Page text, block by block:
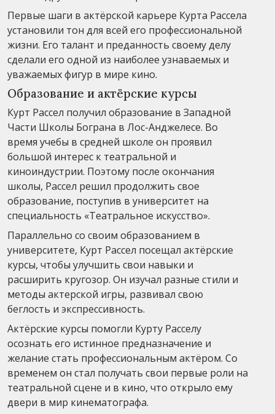
Первые шаги в актёрской карьере Курта Рассела
установили тон для всей его профессиональной
жизни. Его талант и преданность своему делу
сделали его одной из наиболее узнаваемых и
уважаемых фигур в мире кино.
Образование и актёрские курсы
Курт Рассел получил образование в Западной
Части Школы Бограна в Лос-Анджелесе. Во
время учебы в средней школе он проявил
большой интерес к театральной и
киноиндустрии. Поэтому после окончания
школы, Рассел решил продолжить свое
образование, поступив в университет на
специальность «Театральное искусство».
Параллельно со своим образованием в
университете, Курт Рассел посещал актёрские
курсы, чтобы улучшить свои навыки и
расширить кругозор. Он изучал разные стили и
методы актерской игры, развивал свою
беглость и экспрессивность.
Актёрские курсы помогли Курту Расселу
осознать его истинное предназначение и
желание стать профессиональным актёром. Со
временем он стал получать свои первые роли на
театральной сцене и в кино, что открыло ему
двери в мир кинематографа.